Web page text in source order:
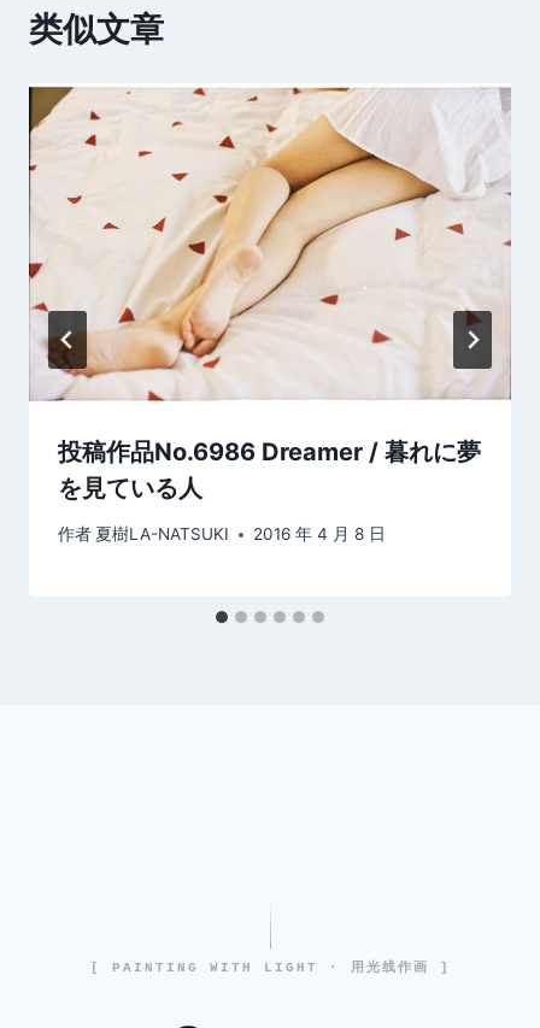
类似文章
投稿作品No.6986 Dreamer / 暮れに夢
を見ている人
作者 夏樹LA-NATSUKI 2016 年 4 月 8 日
[ PAINTING WITH LIGHT · 用光线作画 ]